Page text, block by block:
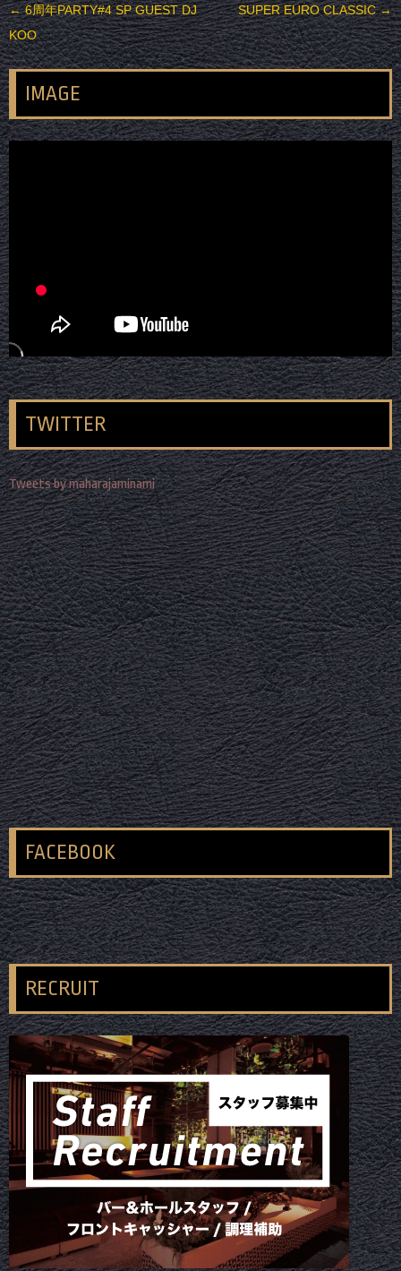
投稿ナビゲーション
←6周年PARTY#4 SP GUEST DJ
KOO
SUPER EURO CLASSIC→
IMAGE
TWITTER
Tweets by maharajaminami
FACEBOOK
RECRUIT